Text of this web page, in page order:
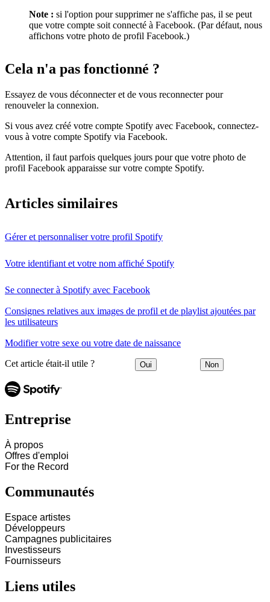
Note : si l'option pour supprimer ne s'affiche pas, il se peut
que votre compte soit connecté à Facebook. (Par défaut, nous
affichons votre photo de profil Facebook.)
Cela n'a pas fonctionné ?
Essayez de vous déconnecter et de vous reconnecter pour
renouveler la connexion.
Si vous avez créé votre compte Spotify avec Facebook, connectez-
vous à votre compte Spotify via Facebook.
Attention, il faut parfois quelques jours pour que votre photo de
profil Facebook apparaisse sur votre compte Spotify.
Articles similaires
Gérer et personnaliser votre profil Spotify
Votre identifiant et votre nom affiché Spotify
Se connecter à Spotify avec Facebook
Consignes relatives aux images de profil et de playlist ajoutées par
les utilisateurs
Modifier votre sexe ou votre date de naissance
Cet article était-il utile ? Oui Non
Entreprise
À propos
Offres d'emploi
For the Record
Communautés
Espace artistes
Développeurs
Campagnes publicitaires
Investisseurs
Fournisseurs
Liens utiles